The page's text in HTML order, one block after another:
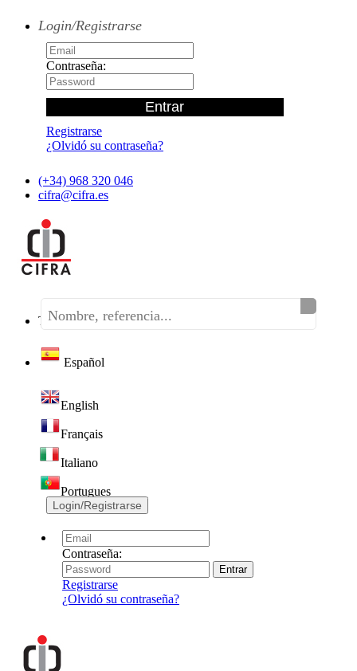
Login/Registrarse
Contraseña:
Registrarse
¿Olvidó su contraseña?
(+34) 968 320 046
cifra@cifra.es
Teléfono:(+34) 968 320 046
Español
English
Français
Italiano
Portugues
Login/Registrarse
Contraseña:
Registrarse
¿Olvidó su contraseña?